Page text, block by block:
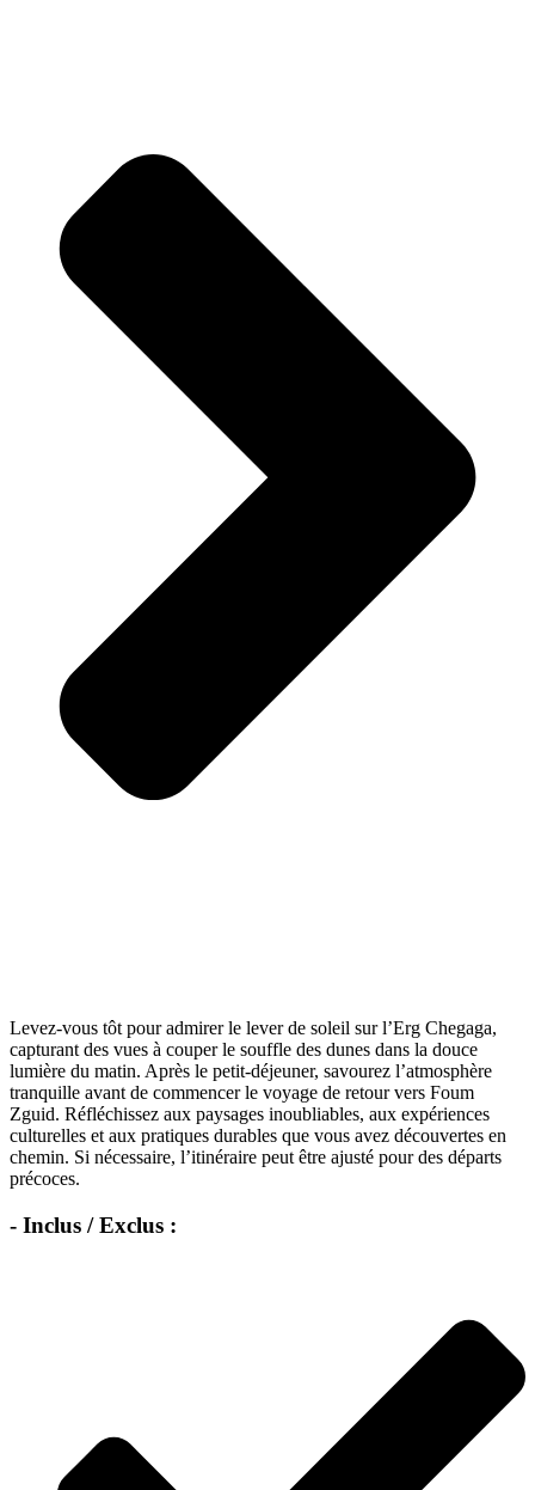
Levez-vous tôt pour admirer le lever de soleil sur l’Erg Chegaga,
capturant des vues à couper le souffle des dunes dans la douce
lumière du matin. Après le petit-déjeuner, savourez l’atmosphère
tranquille avant de commencer le voyage de retour vers Foum
Zguid. Réfléchissez aux paysages inoubliables, aux expériences
culturelles et aux pratiques durables que vous avez découvertes en
chemin. Si nécessaire, l’itinéraire peut être ajusté pour des départs
précoces.
- Inclus / Exclus :